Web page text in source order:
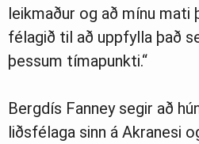
leikmaður og að mínu mati
félagið til að uppfylla það
þessum tímapunkti.“
Bergdís Fanney segir að
liðsfélaga sinn á Akranesi